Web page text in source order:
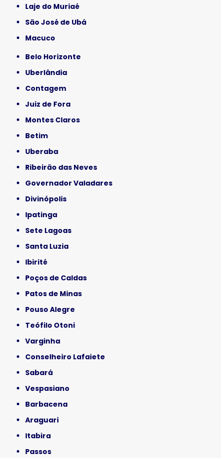
Laje do Muriaé
São José de Ubá
Macuco
Belo Horizonte
Uberlândia
Contagem
Juiz de Fora
Montes Claros
Betim
Uberaba
Ribeirão das Neves
Governador Valadares
Divinópolis
Ipatinga
Sete Lagoas
Santa Luzia
Ibirité
Poços de Caldas
Patos de Minas
Pouso Alegre
Teófilo Otoni
Varginha
Conselheiro Lafaiete
Sabará
Vespasiano
Barbacena
Araguari
Itabira
Passos